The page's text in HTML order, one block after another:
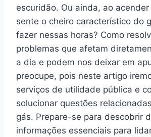
escuridão. Ou ainda, ao
sente o cheiro característico do
fazer nessas horas? Como
problemas que afetam
a dia e podem nos deixar em
preocupe, pois neste artigo
serviços de utilidade pública e
solucionar questões
gás. Prepare-se para descobrir
informações essenciais para